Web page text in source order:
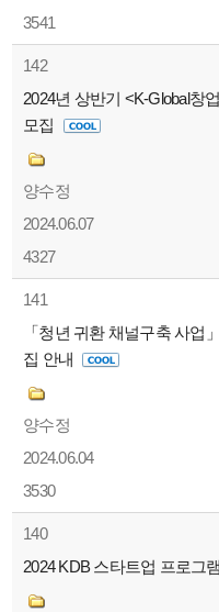
3541
142
2024년 상반기 <K-Global창
모집
양수정
2024.06.07
4327
141
「청년 귀환 채널구축 사업
집 안내
양수정
2024.06.04
3530
140
2024 KDB 스타트업 프로그